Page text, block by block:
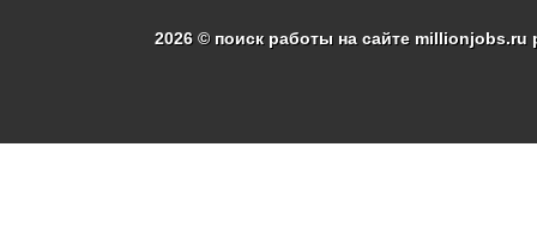
2026 © поиск работы на сайте millionjobs.ru